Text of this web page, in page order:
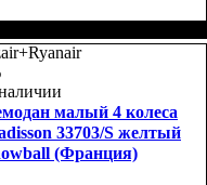
малый 4 колеса
33703/S желтый
(Франция)